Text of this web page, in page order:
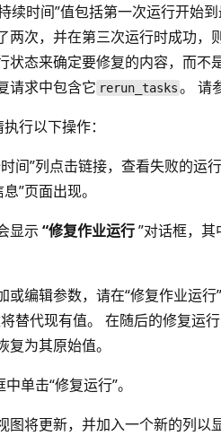
续时间”值包括第一次运行开始
两次，并在第三次运行时成功，
状态来确定要修复的内容，而不
请求中包含它 rerun_tasks 。 请
行以下操作：
间”列点击链接，查看失败的运
”页面出现。
显示 “修复作业运行”对话框，
或编辑参数，请在“修复作业运
替代现有值。 在随后的修复运
为其原始值。
单击“修复运行”。
图将更新，并加入一个新的列以